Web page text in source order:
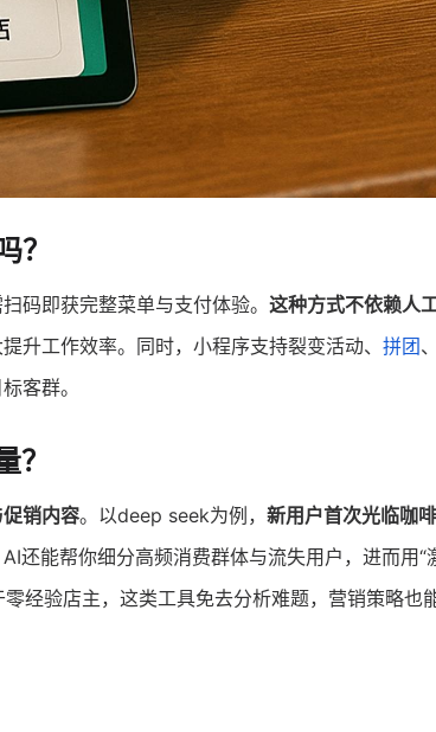
？
码即获完整菜单与支付体验。 这种方式不依赖人
升工作效率。同时，小程序支持裂变活动、 拼团
客群。
？
销内容。以deep seek为例， 新用户首次光临咖
还能帮你细分高频消费群体与流失用户，进而用“
经验店主，这类工具免去分析难题，营销策略也